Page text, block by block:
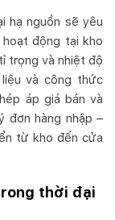
hạ nguồn sẽ yêu
động tại kho
trọng và nhiệt độ
và công thức
áp giá bán và
đơn hàng nhập –
từ kho đến cửa
thời đại